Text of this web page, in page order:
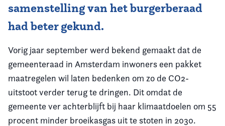
samenstelling van het burgerberaad
had beter gekund.
Vorig jaar september werd bekend gemaakt dat de
gemeenteraad in Amsterdam inwoners een pakket
maatregelen wil laten bedenken om zo de CO2-
uitstoot verder terug te dringen. Dit omdat de
gemeente ver achterblijft bij haar klimaatdoelen om 55
procent minder broeikasgas uit te stoten in 2030.